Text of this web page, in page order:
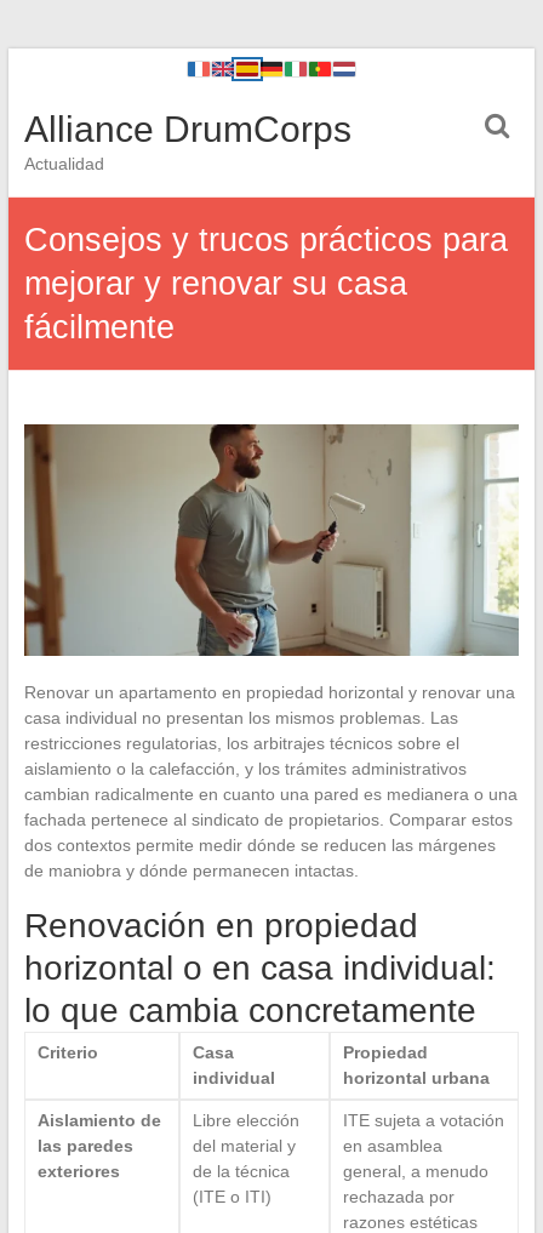
Alliance DrumCorps
Actualidad
Consejos y trucos prácticos para
mejorar y renovar su casa
fácilmente
Renovar un apartamento en propiedad horizontal y renovar una
casa individual no presentan los mismos problemas. Las
restricciones regulatorias, los arbitrajes técnicos sobre el
aislamiento o la calefacción, y los trámites administrativos
cambian radicalmente en cuanto una pared es medianera o una
fachada pertenece al sindicato de propietarios. Comparar estos
dos contextos permite medir dónde se reducen las márgenes
de maniobra y dónde permanecen intactas.
Renovación en propiedad
horizontal o en casa individual:
lo que cambia concretamente
Criterio
Casa
individual
Propiedad
horizontal urbana
Aislamiento de
las paredes
exteriores
Libre elección
del material y
de la técnica
(ITE o ITI)
ITE sujeta a votación
en asamblea
general, a menudo
rechazada por
razones estéticas